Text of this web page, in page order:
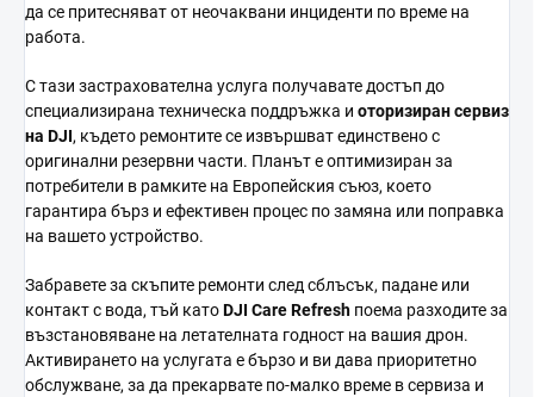
да се притесняват от неочаквани инциденти по време на
работа.
С тази застрахователна услуга получавате достъп до
специализирана техническа поддръжка и оторизиран сервиз
на DJI, където ремонтите се извършват единствено с
оригинални резервни части. Планът е оптимизиран за
потребители в рамките на Европейския съюз, което
гарантира бърз и ефективен процес по замяна или поправка
на вашето устройство.
Забравете за скъпите ремонти след сблъсък, падане или
контакт с вода, тъй катоDJI Care Refresh поема разходите за
възстановяване на летателната годност на вашия дрон.
Активирането на услугата е бързо и ви дава приоритетно
обслужване, за да прекарвате по-малко време в сервиза и